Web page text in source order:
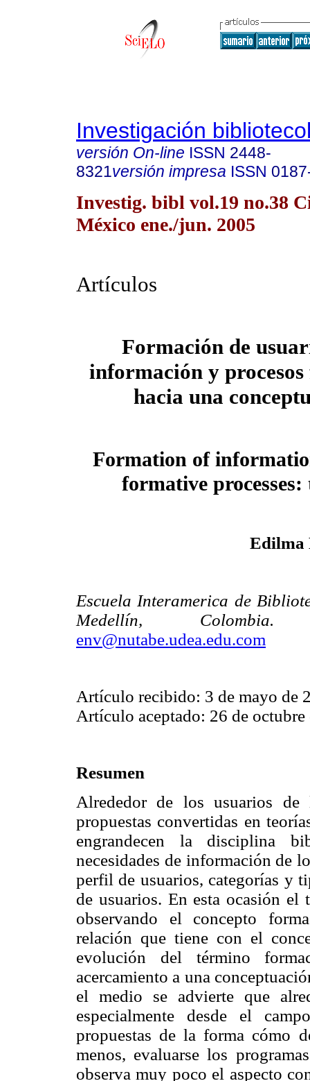
Investigación
versión On-line ISSN 2448-
8321versión impresa ISSN
Investig. bibl vol.19 no.38
México ene./jun. 2005
Artículos
Formación de
información y
hacia una
Formation of
formative
Edilma
Escuela Interamerica de
Medellín, Colombia.
env@nutabe.udea.edu.com
Artículo recibido: 3 de mayo de
Artículo aceptado: 26 de octubre
Resumen
Alrededor de los usuarios
propuestas convertidas en
engrandecen la disciplina
necesidades de información de
perfil de usuarios, categorías y
de usuarios. En esta ocasión el
observando el concepto
relación que tiene con el
evolución del término
acercamiento a una
el medio se advierte que
especialmente desde el
propuestas de la forma cómo
menos, evaluarse los
observa muy poco el aspecto